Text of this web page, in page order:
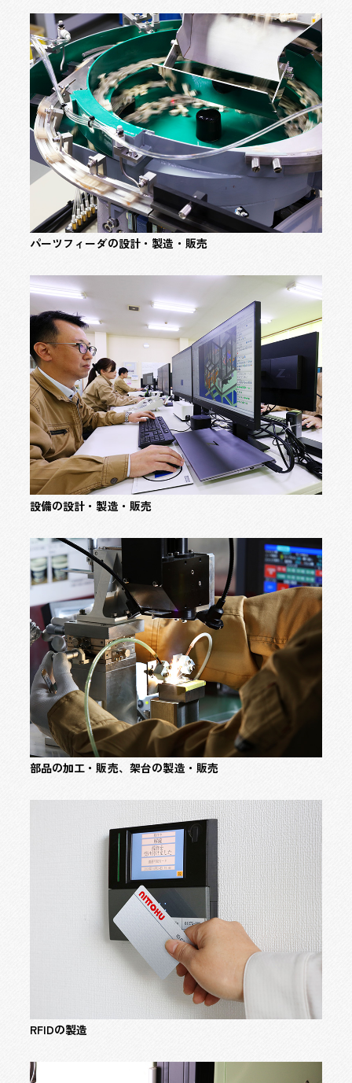
パーツフィーダの設計・製造・販売
設備の設計・製造・販売
部品の加工・販売、 架台の製造・販売
RFIDの製造